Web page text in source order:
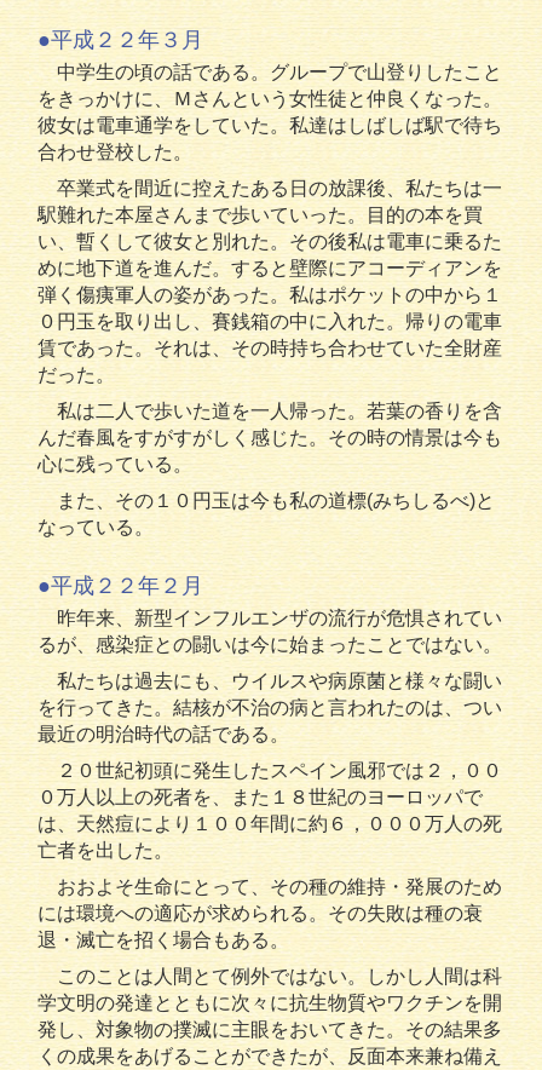
●平成２２年３月
中学生の頃の話である。グループで山登りしたこと
をきっかけに、Ｍさんという女性徒と仲良くなった。
彼女は電車通学をしていた。私達はしばしば駅で待ち
合わせ登校した。
卒業式を間近に控えたある日の放課後、私たちは一
駅難れた本屋さんまで歩いていった。目的の本を買
い、暫くして彼女と別れた。その後私は電車に乗るた
めに地下道を進んだ。すると壁際にアコーディアンを
弾く傷痍軍人の姿があった。私はポケットの中から１
０円玉を取り出し、賽銭箱の中に入れた。帰りの電車
賃であった。それは、その時持ち合わせていた全財産
だった。
私は二人で歩いた道を一人帰った。若葉の香りを含
んだ春風をすがすがしく感じた。その時の情景は今も
心に残っている。
また、その１０円玉は今も私の道標(みちしるべ)と
なっている。
●平成２２年２月
昨年来、新型インフルエンザの流行が危惧されてい
るが、感染症との闘いは今に始まったことではない。
私たちは過去にも、ウイルスや病原菌と様々な闘い
を行ってきた。結核が不治の病と言われたのは、つい
最近の明治時代の話である。
２０世紀初頭に発生したスペイン風邪では２，００
０万人以上の死者を、また１８世紀のヨーロッパで
は、天然痘により１００年間に約６，０００万人の死
亡者を出した。
おおよそ生命にとって、その種の維持・発展のため
には環境への適応が求められる。その失敗は種の衰
退・滅亡を招く場合もある。
このことは人間とて例外ではない。しかし人間は科
学文明の発達とともに次々に抗生物質やワクチンを開
発し、対象物の撲滅に主眼をおいてきた。その結果多
くの成果をあげることができたが、反面本来兼ね備え